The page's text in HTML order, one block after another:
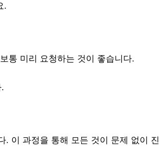
.
통 미리 요청하는 것이 좋습니다.
. 이 과정을 통해 모든 것이 문제 없이 진